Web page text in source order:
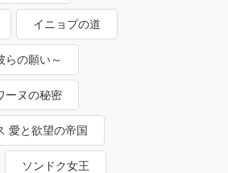
イニョプの道
らの願い～
ーヌの秘密
愛と欲望の帝国
ソンドク女王